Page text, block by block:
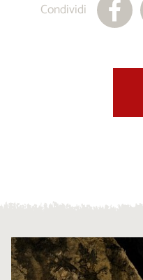
Condividi